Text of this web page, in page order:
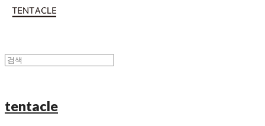
tentacle